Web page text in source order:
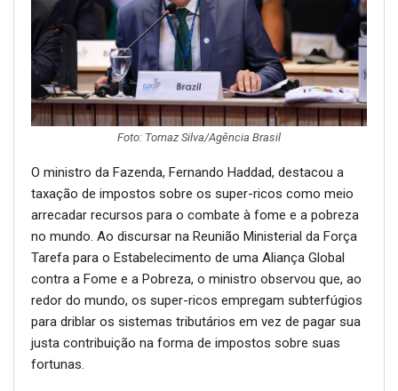
Foto: Tomaz Silva/Agência Brasil
O ministro da Fazenda, Fernando Haddad, destacou a
taxação de impostos sobre os super-ricos como meio
arrecadar recursos para o combate à fome e a pobreza
no mundo. Ao discursar na Reunião Ministerial da Força
Tarefa para o Estabelecimento de uma Aliança Global
contra a Fome e a Pobreza, o ministro observou que, ao
redor do mundo, os super-ricos empregam subterfúgios
para driblar os sistemas tributários em vez de pagar sua
justa contribuição na forma de impostos sobre suas
fortunas.